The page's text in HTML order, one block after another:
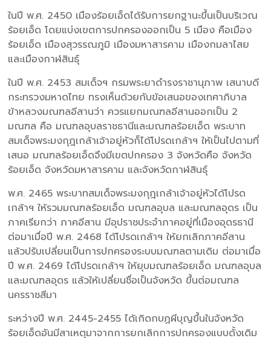
ในปี พ.ศ. 2450 เมืองร้อยเอ็ดได้รับการยกฐานะขึ้นเป็นบริเวณ
ร้อยเอ็ด โดยแบ่งเขตการปกครองออกเป็น 5 เมือง คือเมือง
ร้อยเอ็ด เมืองสุวรรณภูมิ เมืองมหาสารคาม เมืองกมลาไสย
และเมืองกาฬสินธุ์
ในปี พ.ศ. 2453 สมเด็จฯ กรมพระยาดำรงราชานุภาพ เสนาบดี
กระทรวงมหาดไทย ทรงเห็นด้วยกับข้อเสนอของเทศาภิบาล
ข้าหลวงมณฑลอีสานว่า ควรแยกมณฑลอีสานออกเป็น 2
มณฑล คือ มณฑลอุบลราชธานีและมณฑลร้อยเอ็ด พระบาท
สมเด็จพระมงกุฎเกล้าเจ้าอยู่หัวก็ได้โปรดเกล้าฯ ให้เป็นไปตามที่
เสนอ มณฑลร้อยเอ็ดจึงมีเขตปกครอง 3 จังหวัดคือ จังหวัด
ร้อยเอ็ด จังหวัดมหาสารคาม และจังหวัดกาฬสินธุ์
พ.ศ. 2465 พระบาทสมเด็จพระมงกุฎเกล้าเจ้าอยู่หัวได้โปรด
เกล้าฯ ให้รวมมณฑลร้อยเอ็ด มณฑลอุบล และมณฑลอุดร เป็น
ภาคเรียกว่า ภาคอีสาน มีอุปราชประจำภาคอยู่ที่เมืองอุดรธานี
ต่อมาเมื่อปี พ.ศ. 2468 ได้โปรดเกล้าฯ ให้ยกเลิกภาคอีสาน
แล้วปรับเปลี่ยนเป็นการปกครองระบบมณฑลตามเดิม ต่อมาเมื่อ
ปี พ.ศ. 2469 ได้โปรดเกล้าฯ ให้ยุบมณฑลร้อยเอ็ด มณฑลอุบล
และมณฑลอุดร แล้วให้เปลี่ยนชื่อเป็นจังหวัด ขึ้นต่อมณฑล
นครราชสีมา
ระหว่างปี พ.ศ. 2445-2455 ได้เกิดกบฏผีบุญขึ้นในจังหวัด
ร้อยเอ็ดอันมีสาเหตุมาจากการยกเลิกการปกครองแบบดั้งเดิม